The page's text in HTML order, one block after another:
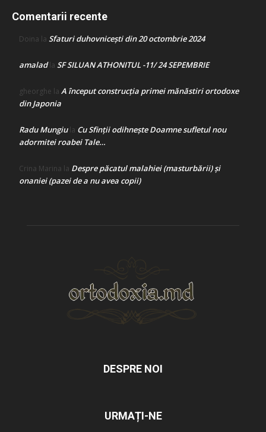
Comentarii recente
Doina la Sfaturi duhovnicești din 20 octombrie 2024
amaladla SF SILUAN ATHONITUL -11/ 24 SEPEMBRIE
gheorghe la A început construcţia primei mănăstiri ortodoxe
din Japonia
Radu Mungiula Cu Sfinții odihnește Doamne sufletul nou
adormitei roabei Tale…
Crina Marina la Despre păcatul malahiei (masturbării) şi
onaniei (pazei de a nu avea copii)
DESPRE NOI
URMAȚI-NE